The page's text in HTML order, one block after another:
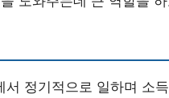
정기적으로 일하며 소